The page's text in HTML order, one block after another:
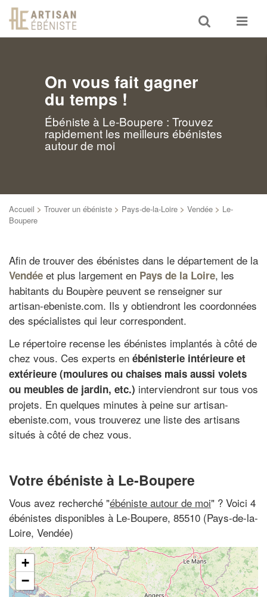
Toggle
search
Toggle
On vous fait gagner
du temps !
Ébéniste à Le-Boupere : Trouvez
rapidement les meilleurs ébénistes
autour de moi
Accueil > Trouver un ébéniste > Pays-de-la-Loire > Vendée > Le-
Boupere
Afin de trouver des ébénistes dans le département de la
Vendée et plus largement en Pays de la Loire, les
habitants du Boupère peuvent se renseigner sur
artisan-ebeniste.com. Ils y obtiendront les coordonnées
des spécialistes qui leur correspondent.
Le répertoire recense les ébénistes implantés à côté de
chez vous. Ces experts en ébénisterie intérieure et
extérieure (moulures ou chaises mais aussi volets
ou meubles de jardin, etc.) interviendront sur tous vos
projets. En quelques minutes à peine sur artisan-
ebeniste.com, vous trouverez une liste des artisans
situés à côté de chez vous.
Votre ébéniste à Le-Boupere
Vous avez recherché "ébéniste autour de moi" ? Voici 4
ébénistes disponibles à Le-Boupere, 85510 (Pays-de-la-
Loire, Vendée)
+
−